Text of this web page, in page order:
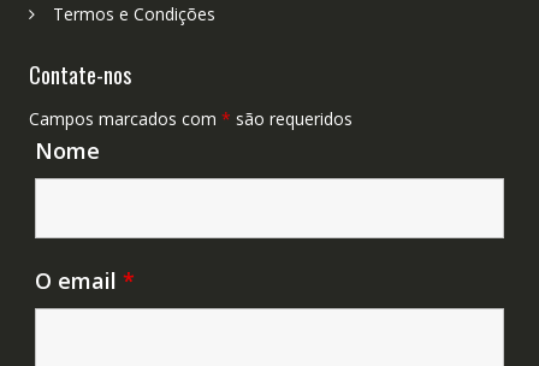
Termos e Condições
Contate-nos
Campos marcados com * são requeridos
Nome
O email *